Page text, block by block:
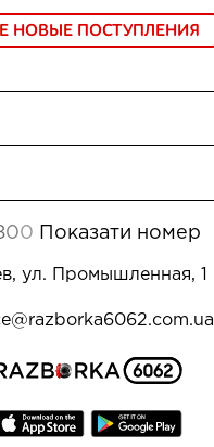
НОВЫЕ ПОСТУПЛЕНИЯ
00 Показати номер
ул. Промышленная, 1